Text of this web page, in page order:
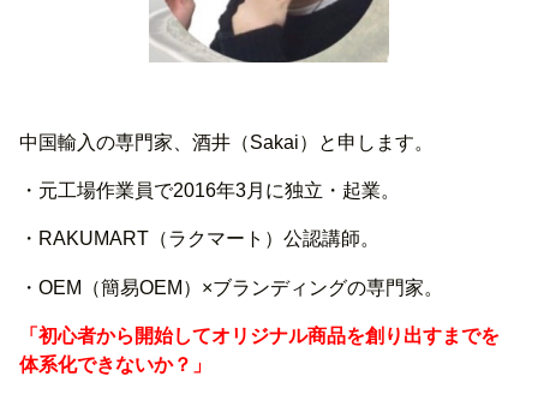
中国輸入の専門家、酒井（Sakai）と申します。
・元工場作業員で2016年3月に独立・起業。
・RAKUMART（ラクマート）公認講師。
・OEM（簡易OEM）×ブランディングの専門家。
「初心者から開始してオリジナル商品を創り出すまでを
体系化できないか？」